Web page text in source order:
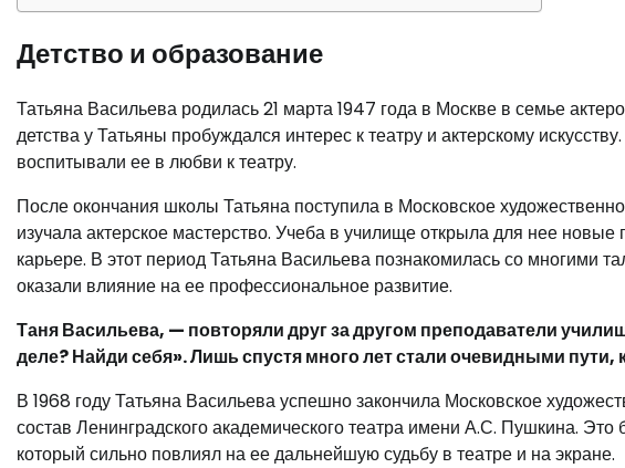
Детство и образование
Татьяна Васильева родилась 21 марта 1947 года в Москве в семье
детства у Татьяны пробуждался интерес к театру и актерскому
воспитывали ее в любви к театру.
После окончания школы Татьяна поступила в Московское
изучала актерское мастерство. Учеба в училище открыла для нее
карьере. В этот период Татьяна Васильева познакомилась со многими
оказали влияние на ее профессиональное развитие.
Таня Васильева, — повторяли друг за другом преподаватели
деле? Найди себя». Лишь спустя много лет стали очевидными
В 1968 году Татьяна Васильева успешно закончила Московское
состав Ленинградского академического театра имени А.С. Пушкина.
который сильно повлиял на ее дальнейшую судьбу в театре и на экране.